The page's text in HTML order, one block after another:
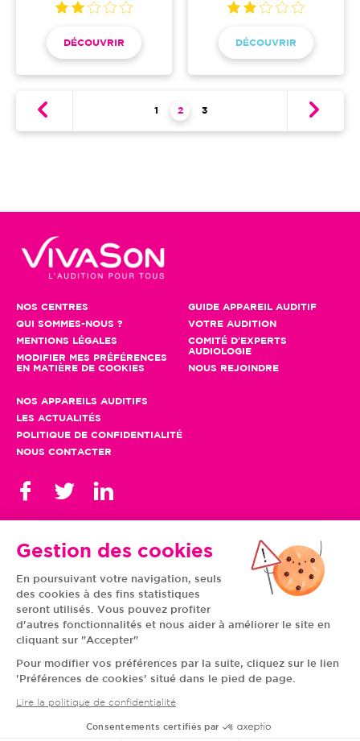
Gestion des cookies
En poursuivant votre navigation, seuls
des cookies à des fins statistiques
seront utilisés. Vous pouvez profiter
d'autres fonctionnalités et nous aider à améliorer le site en
cliquant sur "Accepter"
Pour modifier vos préférences par la suite, cliquez sur le lien
'Préférences de cookies' situé dans le pied de page.
Lire la politique de confidentialité
Consentements certifiés par
DÉCOUVRIR DÉCOUVRIR
Page
1 Page courante
2 Page
3
NOS CENTRES
QUI SOMMES-NOUS ?
MENTIONS LÉGALES
MODIFIER MES PRÉFÉRENCES
EN MATIÈRE DE COOKIES
GUIDE APPAREIL AUDITIF
VOTRE AUDITION
COMITÉ D'EXPERTS
AUDIOLOGIE
NOUS REJOINDRE
NOS APPAREILS AUDITIFS
LES ACTUALITÉS
POLITIQUE DE CONFIDENTIALITÉ
NOUS CONTACTER
TOUS NOS CENTRES
AUVERGNE-RHÔNE-
ALPES
FRANCHE-COMTÉ
BRETAGNE
CENTRE-VAL DE LOIRE
GRAND EST
ÎLE-DE-FRANCE
NORMANDIE
PAYS DE LA LOIRE
PROVENCE-ALPES-
CÔTE D'AZUR